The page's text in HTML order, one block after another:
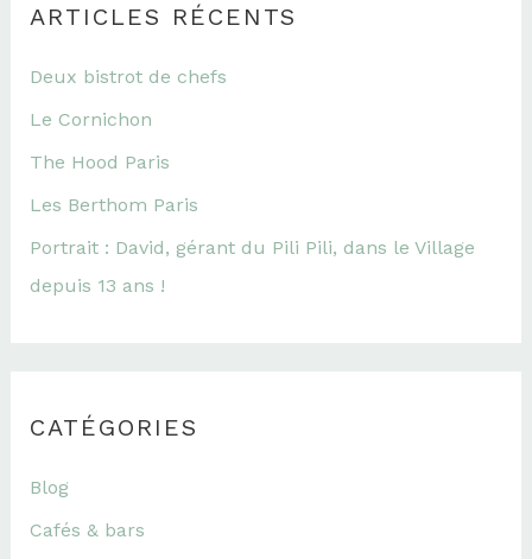
ARTICLES RÉCENTS
Deux bistrot de chefs
Le Cornichon
The Hood Paris
Les Berthom Paris
Portrait : David, gérant du Pili Pili, dans le Village
depuis 13 ans !
CATÉGORIES
Blog
Cafés & bars